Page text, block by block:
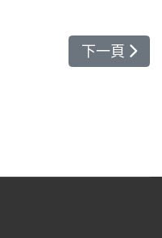
療師 下一篇文章
下一頁